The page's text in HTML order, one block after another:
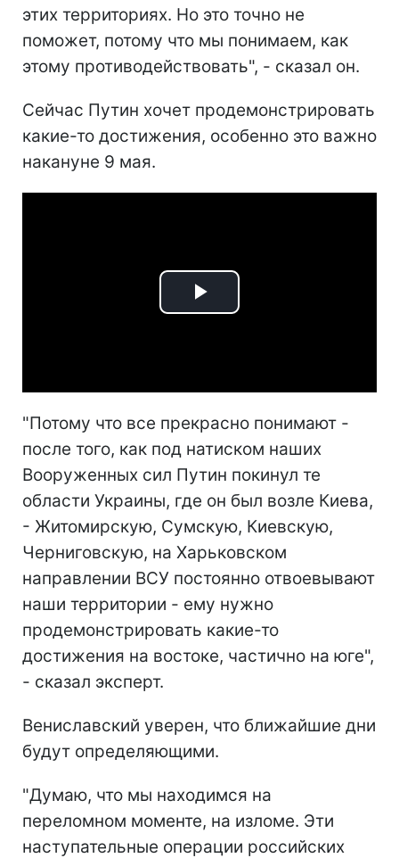
этих территориях. Но это точно не
поможет, потому что мы понимаем, как
этому противодействовать", - сказал он.
Сейчас Путин хочет продемонстрировать
какие-то достижения, особенно это важно
накануне 9 мая.
Play
"Потому что все прекрасно понимают -
после того, как под натиском наших
Вооруженных сил Путин покинул те
области Украины, где он был возле Киева,
- Житомирскую, Сумскую, Киевскую,
Черниговскую, на Харьковском
направлении ВСУ постоянно отвоевывают
наши территории - ему нужно
продемонстрировать какие-то
достижения на востоке, частично на юге",
- сказал эксперт.
Вениславский уверен, что ближайшие дни
будут определяющими.
"Думаю, что мы находимся на
переломном моменте, на изломе. Эти
наступательные операции российских